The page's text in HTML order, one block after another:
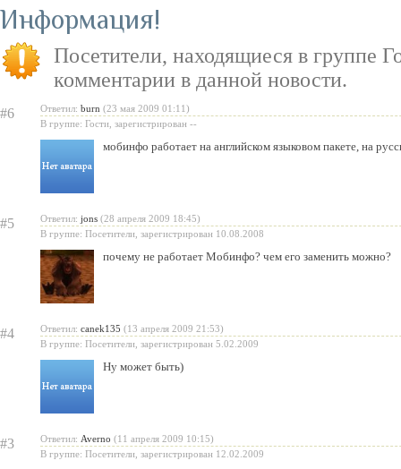
«Душа Дракона» —
Информация
Посетители, находящиеся в группе
комментарии в данной новости.
#6 Ответил: burn (23 мая 2009 01:11)
В группе: Гости, зарегистрирован --
мобинфо работает на английском языковом пакете, на
#5 Ответил: jons (28 апреля 2009 18:45)
В группе: Посетители, зарегистрирован 10.08.2008
почему не работает Мобинфо? чем его заменить можно?
#4 Ответил: canek135 (13 апреля 2009 21:53)
В группе: Посетители, зарегистрирован 5.02.2009
Ну может быть)
#3 Ответил: Averno (11 апреля 2009 10:15)
В группе: Посетители, зарегистрирован 12.02.2009